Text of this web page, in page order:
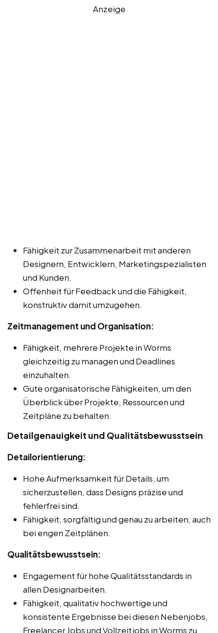
Anzeige
Fähigkeit zur Zusammenarbeit mit anderen
Designern, Entwicklern, Marketingspezialisten
und Kunden.
Offenheit für Feedback und die Fähigkeit,
konstruktiv damit umzugehen.
Zeitmanagement und Organisation:
Fähigkeit, mehrere Projekte in Worms
gleichzeitig zu managen und Deadlines
einzuhalten.
Gute organisatorische Fähigkeiten, um den
Überblick über Projekte, Ressourcen und
Zeitpläne zu behalten.
Detailgenauigkeit und Qualitätsbewusstsein
Detailorientierung:
Hohe Aufmerksamkeit für Details, um
sicherzustellen, dass Designs präzise und
fehlerfrei sind.
Fähigkeit, sorgfältig und genau zu arbeiten, auch
bei engen Zeitplänen.
Qualitätsbewusstsein:
Engagement für hohe Qualitätsstandards in
allen Designarbeiten.
Fähigkeit, qualitativ hochwertige und
konsistente Ergebnisse bei diesen Nebenjobs,
Freelancer Jobs und Vollzeitjobs in Worms zu